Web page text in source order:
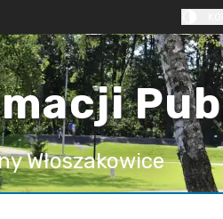
Włoszakowice